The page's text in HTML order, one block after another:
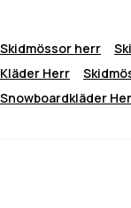
Skidmössor herr
Kläder Herr
Snowboardkläder